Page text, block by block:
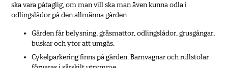
ska vara påtaglig, om man vill ska man även kunna odla i
odlingslådor på den allmänna gården.
Gården får belysning, gräsmattor, odlingslådor, grusgångar,
buskar och ytor att umgås.
Cykelparkering finns på gården. Barnvagnar och rullstolar